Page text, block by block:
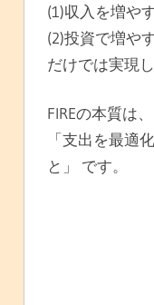
(1)収入を増や
(2)投資で増や
だけでは実現し
FIREの本質は、
「支出を最適
と」 です。